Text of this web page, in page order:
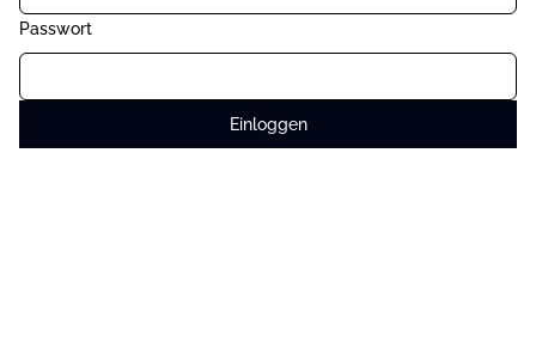
Passwort
Einloggen